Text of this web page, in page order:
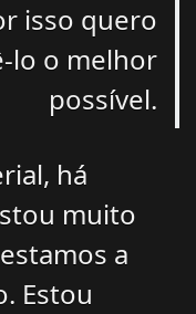
isso quero
lo o melhor
possível.
há
muito
a
Estou